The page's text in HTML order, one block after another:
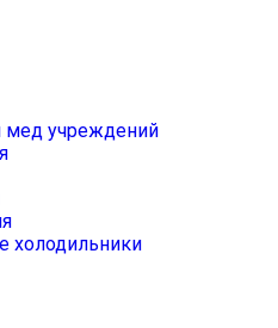
мед учреждений
холодильники